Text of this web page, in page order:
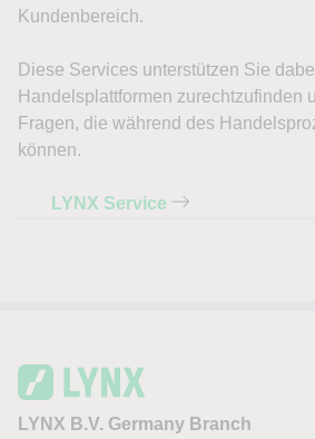
Kundenbereich.
Diese Services unterstützen Sie
Handelsplattformen zurechtzufinden
Fragen, die während des
können.
LYNX Service
LYNX B.V. Germany Branch